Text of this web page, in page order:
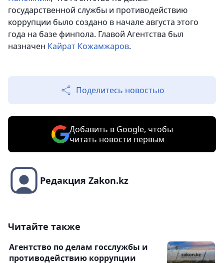
государственной службы и противодействию
коррупции было создано в начале августа этого
года на базе финпола. Главой Агентства был
назначен Кайрат Кожамжаров.
Поделитесь новостью
Добавить в Google, чтобы
читать новости первым
Редакция Zakon.kz
Читайте также
Агентство по делам госслужбы и
противодействию коррупции